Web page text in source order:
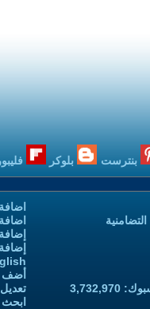
بنترست بلوكر
أضف